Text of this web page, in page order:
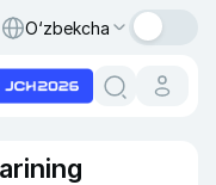
O‘zbekcha